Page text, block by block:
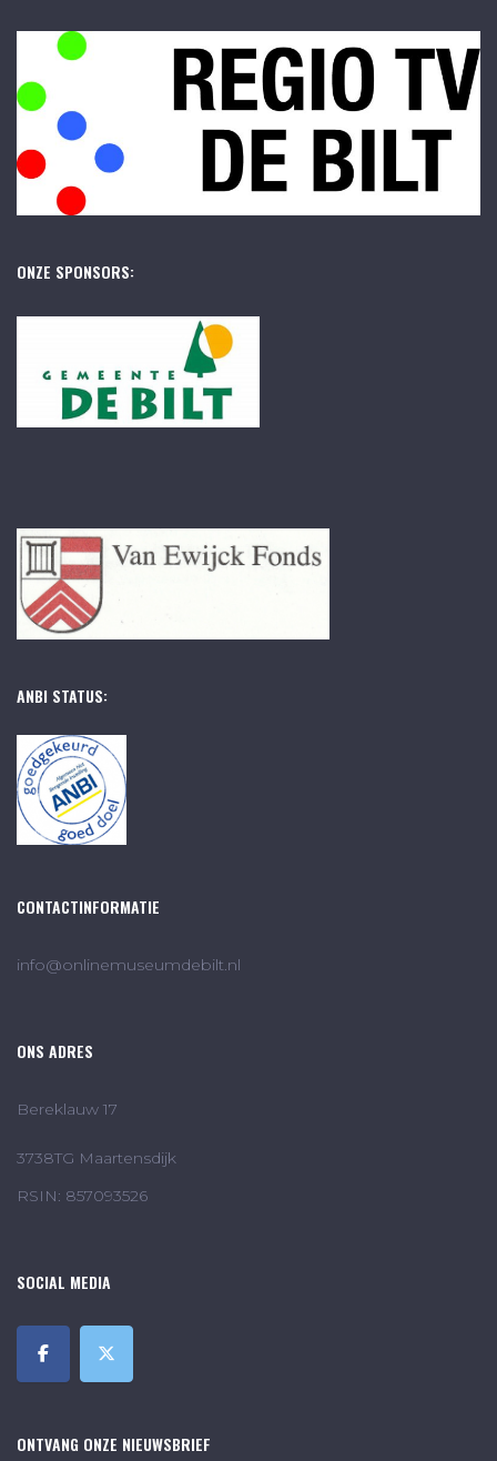
ONZE SPONSORS:
ANBI STATUS:
CONTACTINFORMATIE
info@onlinemuseumdebilt.nl
ONS ADRES
Bereklauw 17
3738TG Maartensdijk
RSIN: 857093526
SOCIAL MEDIA
ONTVANG ONZE NIEUWSBRIEF